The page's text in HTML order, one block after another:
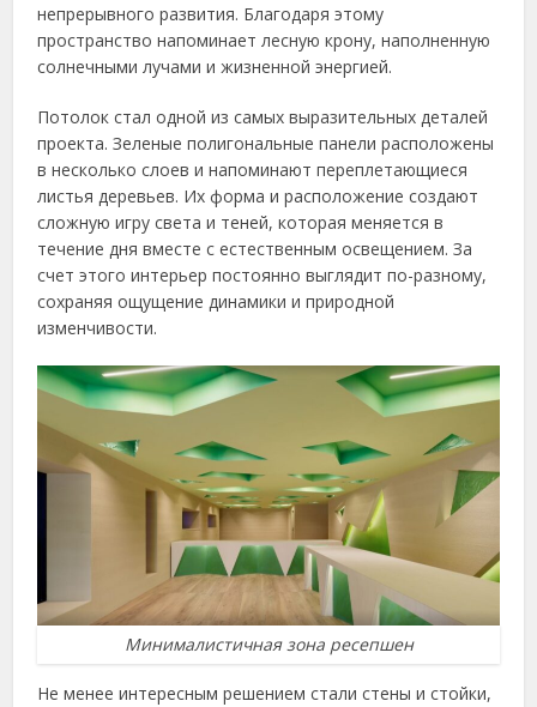
непрерывного развития. Благодаря этому
пространство напоминает лесную крону, наполненную
солнечными лучами и жизненной энергией.
Потолок стал одной из самых выразительных деталей
проекта. Зеленые полигональные панели расположены
в несколько слоев и напоминают переплетающиеся
листья деревьев. Их форма и расположение создают
сложную игру света и теней, которая меняется в
течение дня вместе с естественным освещением. За
счет этого интерьер постоянно выглядит по-разному,
сохраняя ощущение динамики и природной
изменчивости.
Минималистичная зона ресепшен
Не менее интересным решением стали стены и стойки,